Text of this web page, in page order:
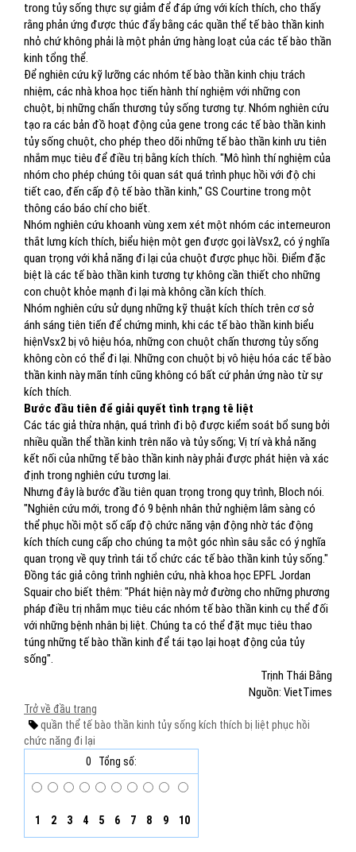
trong tủy sống thực sự giảm để đáp ứng với kích thích, cho thấy
rằng phản ứng được thúc đẩy bằng các quần thể tế bào thần kinh
nhỏ chứ không phải là một phản ứng hàng loạt của các tế bào thần
kinh tổng thể.
Để nghiên cứu kỹ lưỡng các nhóm tế bào thần kinh chịu trách
nhiệm, các nhà khoa học tiến hành thí nghiệm với những con
chuột, bị những chấn thương tủy sống tương tự. Nhóm nghiên cứu
tạo ra các bản đồ hoạt động của gene trong các tế bào thần kinh
tủy sống chuột, cho phép theo dõi những tế bào thần kinh ưu tiên
nhắm mục tiêu để điều trị bằng kích thích. "Mô hình thí nghiệm của
nhóm cho phép chúng tôi quan sát quá trình phục hồi với độ chi
tiết cao, đến cấp độ tế bào thần kinh," GS Courtine trong một
thông cáo báo chí cho biết.
Nhóm nghiên cứu khoanh vùng xem xét một nhóm các interneuron
thắt lưng kích thích, biểu hiện một gen được gọi làVsx2, có ý nghĩa
quan trọng với khả năng đi lại của chuột được phục hồi. Điểm đặc
biệt là các tế bào thần kinh tương tự không cần thiết cho những
con chuột khỏe mạnh đi lại mà không cần kích thích.
Nhóm nghiên cứu sử dụng những kỹ thuật kích thích trên cơ sở
ánh sáng tiên tiến để chứng minh, khi các tế bào thần kinh biểu
hiệnVsx2 bị vô hiệu hóa, những con chuột chấn thương tủy sống
không còn có thể đi lại. Những con chuột bị vô hiệu hóa các tế bào
thần kinh này mãn tính cũng không có bất cứ phản ứng nào từ sự
kích thích.
Bước đầu tiên để giải quyết tình trạng tê liệt
Các tác giả thừa nhận, quá trình đi bộ được kiểm soát bổ sung bởi
nhiều quần thể thần kinh trên não và tủy sống; Vị trí và khả năng
kết nối của những tế bào thần kinh này phải được phát hiện và xác
định trong nghiên cứu tương lai.
Nhưng đây là bước đầu tiên quan trọng trong quy trình, Bloch nói.
"Nghiên cứu mới, trong đó 9 bệnh nhân thử nghiệm lâm sàng có
thể phục hồi một số cấp độ chức năng vận động nhờ tác động
kích thích cung cấp cho chúng ta một góc nhìn sâu sắc có ý nghĩa
quan trọng về quy trình tái tổ chức các tế bào thần kinh tủy sống."
Đồng tác giả công trình nghiên cứu, nhà khoa học EPFL Jordan
Squair cho biết thêm: "Phát hiện này mở đường cho những phương
pháp điều trị nhắm mục tiêu các nhóm tế bào thần kinh cụ thể đối
với những bệnh nhân bị liệt. Chúng ta có thể đặt mục tiêu thao
túng những tế bào thần kinh để tái tạo lại hoạt động của tủy
sống".
Trịnh Thái Bằng
Nguồn: VietTimes
Trở về đầu trang
quần thể tế bào thần kinh tủy sống kích thích bị liệt phục hồi
chức năng đi lại
0
Tổng số:
1 2 3 4 5 6 7 8 9 10